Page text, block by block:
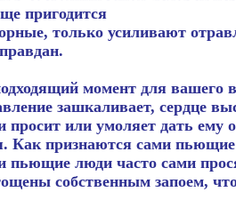
пригодится
только усиливают
момент для вашего
зашкаливает, сердце
просит или умоляет дать
Как признаются сами
люди часто сами
собственным запоем,